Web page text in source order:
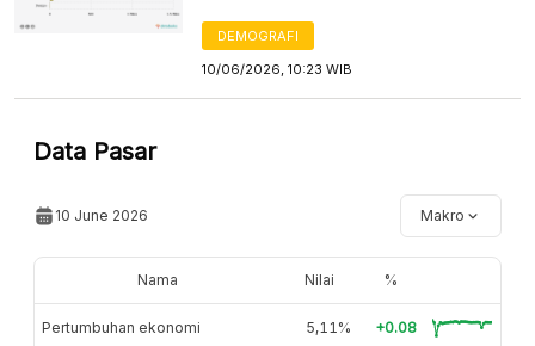
DEMOGRAFI
10/06/2026, 10:23 WIB
Data Pasar
10 June 2026 Makro
Nama Nilai %
Pertumbuhan ekonomi 5,11% +0.08